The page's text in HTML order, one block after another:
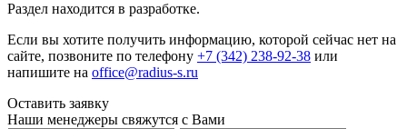
Раздел находится в разработке.
Если вы хотите получить информацию, которой сейчас нет на
сайте, позвоните по телефону +7 (342) 238-92-38 или
напишите на office@radius-s.ru
Оставить заявку
Наши менеджеры свяжутся с Вами